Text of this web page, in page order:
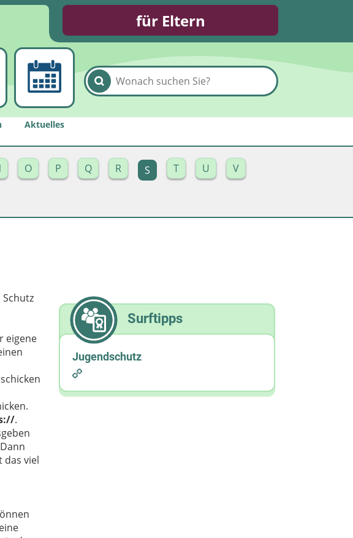
für Eltern
Aktuelles
O P Q R S T U
V
eigene
.
das viel
Surftipps
Jugendschutz